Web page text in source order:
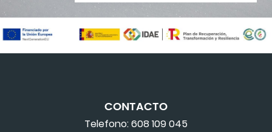
CONTACTO
Telefono: 608 109 045